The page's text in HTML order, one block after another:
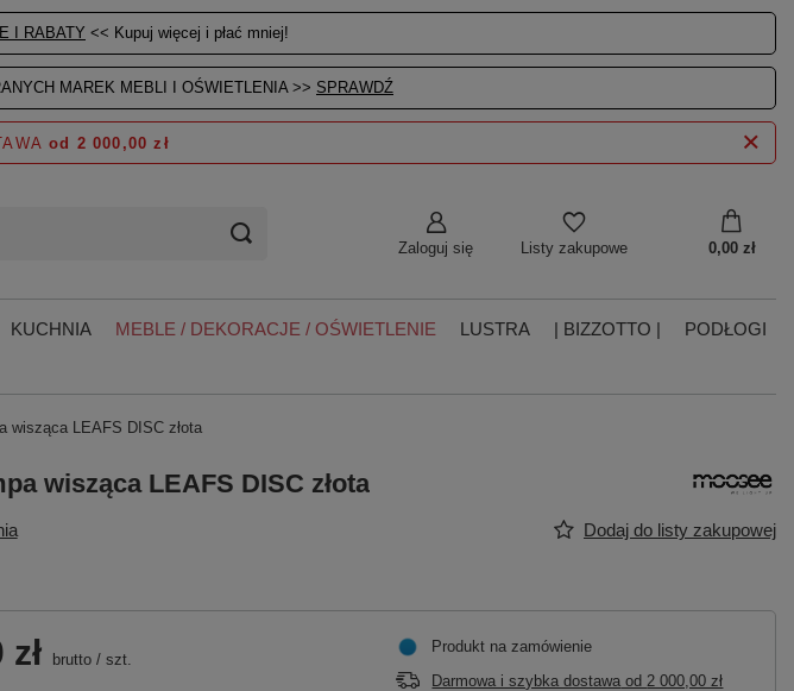
I RABATY << Kupuj więcej i płać mniej!
MAREK MEBLI I OŚWIETLENIA >> SPRAWDŹ
Zaloguj się Listy zakupowe 0,00 zł
od 2 000,00 zł
KUCHNIA MEBLE / DEKORACJE / OŚWIETLENIE LUSTRA | BIZZOTTO |
PODŁOGI
wisząca LEAFS DISC złota
wisząca LEAFS DISC złota
Dodaj do listy zakupowej
brutto/ szt.
Produkt na zamówienie
Darmowa i szybka dostawa od2 000,00 zł